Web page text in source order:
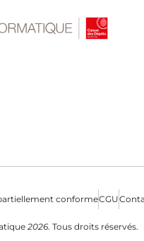
footer conformeCGU
2026. Tous droits réservés.